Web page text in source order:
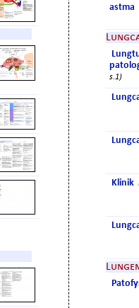
astma
s.1)
Klinik